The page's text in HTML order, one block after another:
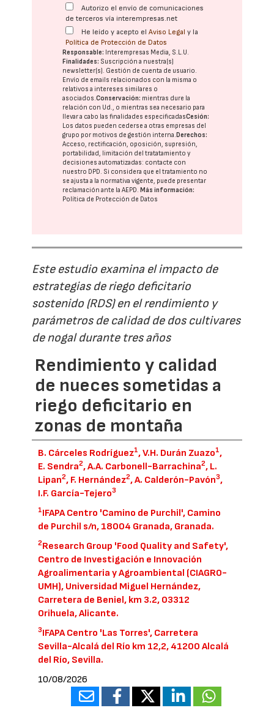
Autorizo el envío de comunicaciones
de terceros vía interempresas.net
He leído y acepto elAviso Legal y la
Política de Protección de Datos
Responsable: Interempresas Media, S.L.U.
Finalidades: Suscripción a nuestra(s)
newsletter(s). Gestión de cuenta de usuario.
Envío de emails relacionados con la misma o
relativos a intereses similares o
asociados.Conservación: mientras dure la
relación con Ud., o mientras sea necesario para
llevar a cabo las finalidades especificadasCesión:
Los datos pueden cederse a otras empresas del
grupo por motivos de gestión interna. Derechos:
Acceso, rectificación, oposición, supresión,
portabilidad, limitación del tratatamiento y
decisiones automatizadas: contacte con
nuestro DPD. Si considera que el tratamiento no
se ajusta a la normativa vigente, puede presentar
reclamación ante laAEPD. Más información:
Política de Protección de Datos
Este estudio examina el impacto de
estrategias de riego deficitario
sostenido (RDS) en el rendimiento y
parámetros de calidad de dos cultivares
de nogal durante tres años
Rendimiento y calidad
de nueces sometidas a
riego deficitario en
zonas de montaña
B. Cárceles Rodríguez1, V.H. Durán Zuazo1,
E. Sendra2, A.A. Carbonell-Barrachina2, L.
Lipan2, F. Hernández2, A. Calderón-Pavón3,
I.F. García-Tejero3
1IFAPA Centro 'Camino de Purchil', Camino
de Purchil s/n, 18004 Granada, Granada.
2Research Group 'Food Quality and Safety',
Centro de Investigación e Innovación
Agroalimentaria y Agroambiental (CIAGRO-
UMH), Universidad Miguel Hernández,
Carretera de Beniel, km 3.2, 03312
Orihuela, Alicante.
3IFAPA Centro 'Las Torres', Carretera
Sevilla-Alcalá del Río km 12,2, 41200 Alcalá
del Río, Sevilla.
10/08/2026